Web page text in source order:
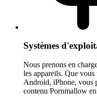
Systèmes
Nous prenons en
les appareils. Que
Android, iPhone, vous
contenu Pornmallow